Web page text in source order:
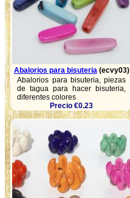
Abalorios para bisuteria(ecvy03)
Abalorios para bisuteria, piezas
de tagua para hacer bisuteria,
diferentes colores
Precio €0.23